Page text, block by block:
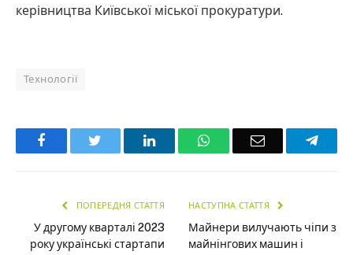
керівництва Київської міської прокуратури.
Технології
Facebook LinkedInWhatsAppEmail
ПОПЕРЕДНЯ СТАТТЯ
У другому кварталі 2023
року українські стартапи
НАСТУПНА СТАТТЯ
Майнери вилучають чіпи з
майнінгових машин і